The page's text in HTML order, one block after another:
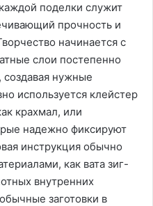
поделки служит
прочность и
начинается с
слои постепенно
создавая нужные
используется клейстер
крахмал, или
надежно фиксируют
инструкция обычно
как вата зиг-
внутренних
заготовки в